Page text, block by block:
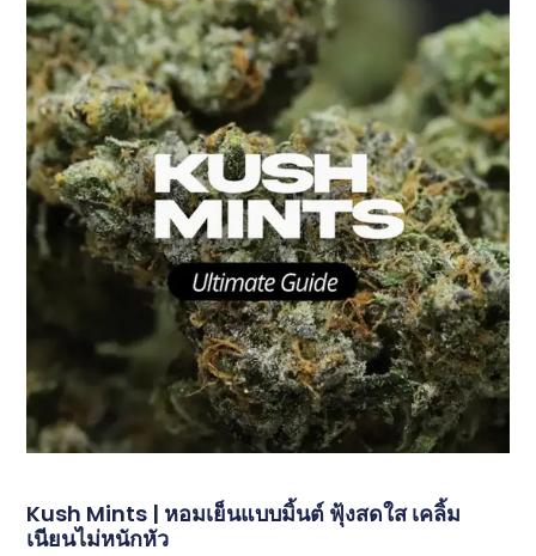
Kush Mints | หอมเย็นแบบมิ้นต์ ฟุ้งสดใส เคลิ้ม
เนียนไม่หนักหัว